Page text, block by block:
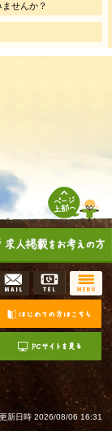
せんか？
新日時 2026/08/06 16:31